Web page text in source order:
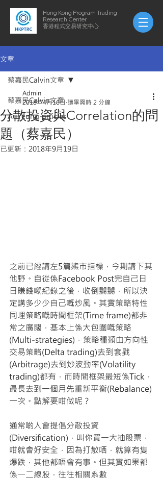
Hong Kong Program Trading
Research Center
​​香港程式交易研究中心
文章
蔡嘉民Calvin文章
AuYeung-articles
蔡嘉民Calvin文章
分散投資與Correlation的問
題（蔡嘉民）
Admin
2018年4月16日 讀畢需時 2 分鐘
已更新： 2018年9月19日
之前已經講左5篇熊市指標，今期講下其
他野。自從係Facebook Post完自己日
日賺錢嘅紀錄之後，收倒嬲嬲，所以決
定講多少少自己嘅炒風。其實策略特性
同埋策略嘅時間框架(Time frame)都非
常之廣闊，基本上係大包圍嘅策略
(Multi-strategies)，策略種類由方向性
交易策略(Delta trading)去到套戥
(Arbitrage)去到炒波動率(Volatility
trading)都有，而時間框架最短係Tick，
最長去到一個月先重新平衡(Rebalance)
一次。點解要咁做呢？
通常啲人會提倡分散投資
(Diversification)，叫你買一大抽股票，
咁就會好安全，因為打散哂，就算有隻
爆跌，其他都唔會有事。但其實如果都
係一二線股，往往相關系數